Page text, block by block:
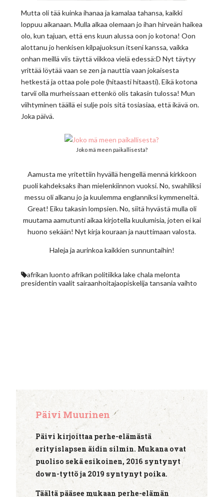
Mutta oli tää kuinka ihanaa ja kamalaa tahansa, kaikki
loppuu aikanaan. Mulla alkaa olemaan jo ihan hirveän haikea
olo, kun tajuan, että ens kuun alussa oon jo kotona! Oon
alottanu jo henkisen kilpajuoksun itseni kanssa, vaikka
onhan meillä viis täyttä viikkoa vielä edessä:D Nyt täytyy
yrittää löytää vaan se zen ja nauttia vaan jokaisesta
hetkestä ja ottaa pole pole (hitaasti hitaasti). Eikä kotona
tarvii olla murheissaan ettenkö olis takasin tulossa! Mun
viihtyminen täällä ei sulje pois sitä tosiasiaa, että ikävä on.
Joka päivä.
Joko mä meen paikallisesta?
Aamusta me yritettiin hyvällä hengellä mennä kirkkoon
puoli kahdeksaks ihan mielenkiinnon vuoksi. No, swahiliksi
messu oli alkanu jo ja kuulemma englanniksi kymmeneltä.
Great! Eiku takasin lompsien. No, siitä hyvästä mulla oli
muutama aamutunti aikaa kirjotella kuulumisia, joten ei kai
huono sekään! Nyt kirja kouraan ja nauttimaan valosta.
Haleja ja aurinkoa kaikkien sunnuntaihin!
afrikan luonto afrikan politiikka lake chala melonta
presidentin vaalit sairaanhoitajaopiskelija tansania vaihto
Päivi Muurinen
Päivi kirjoittaa perhe-elämästä
erityislapsen äidin silmin. Mukana ovat
puoliso sekä esikoinen, 2016 syntynyt
down-tyttö ja 2019 syntynyt poika.
Täältä pääsee mukaan perhe-elämän